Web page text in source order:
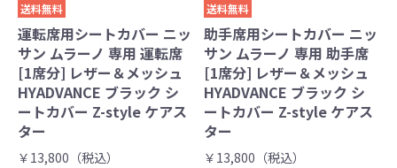
送料無料
運転席用シートカバー ニッ
サン ムラーノ 専用 運転席
[1席分] レザー＆メッシュ
HYADVANCE ブラック シ
ートカバー Z-style ケアス
ター
￥13,800（税込）
送料無料
助手席用シートカバー ニッ
サン ムラーノ 専用 助手席
[1席分] レザー＆メッシュ
HYADVANCE ブラック シ
ートカバー Z-style ケアス
ター
￥13,800（税込）